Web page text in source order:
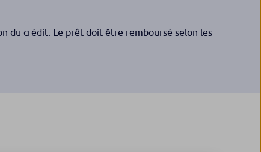
du crédit. Le prêt doit être remboursé selon les